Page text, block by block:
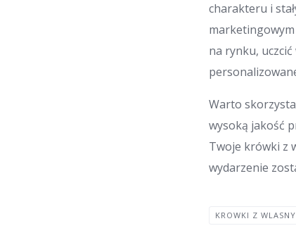
charakteru i
na rynku,
Warto
wysoką jakość
Twoje krówki z
wydarzenie
KROWKI Z